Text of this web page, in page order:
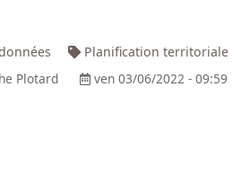
Planification territoriale
Plotard
ven 03/06/2022 - 09:59